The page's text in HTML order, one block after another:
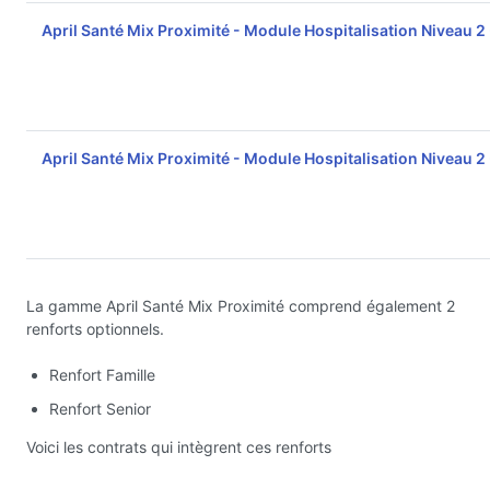
April Santé Mix Proximité - Module Hospitalisation Niveau 2
April Santé Mix Proximité - Module Hospitalisation Niveau 2
La gamme April Santé Mix Proximité comprend également 2
renforts optionnels.
Renfort Famille
Renfort Senior
Voici les contrats qui intègrent ces renforts